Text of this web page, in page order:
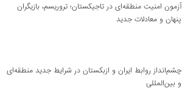
آزمون امنیت منطقه‌ای در تاجیکستان؛ تروریسم، بازیگران
پنهان و معادلات جدید
چشم‌انداز روابط ایران و ازبکستان در شرایط جدید منطقه‌ای
و بین‌المللی